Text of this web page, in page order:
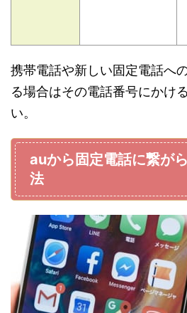
携帯電話や新しい固定電話へ
る場合はその電話番号にかけ
い。
auから固定電話に繋が
法